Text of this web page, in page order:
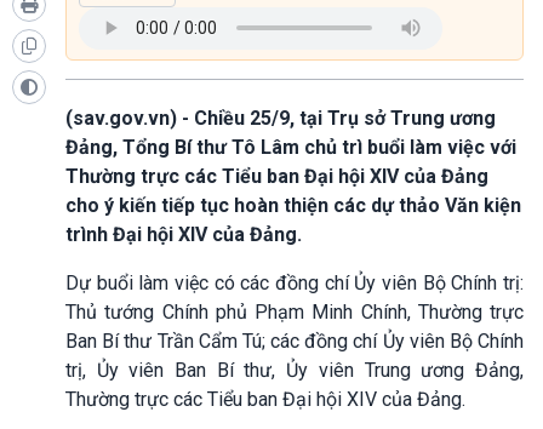
(sav.gov.vn) - Chiều 25/9, tại Trụ sở Trung ương
Đảng, Tổng Bí thư Tô Lâm chủ trì buổi làm việc với
Thường trực các Tiểu ban Đại hội XIV của Đảng
cho ý kiến tiếp tục hoàn thiện các dự thảo Văn kiện
trình Đại hội XIV của Đảng.
Dự buổi làm việc có các đồng chí Ủy viên Bộ Chính trị:
Thủ tướng Chính phủ Phạm Minh Chính, Thường trực
Ban Bí thư Trần Cẩm Tú; các đồng chí Ủy viên Bộ Chính
trị, Ủy viên Ban Bí thư, Ủy viên Trung ương Đảng,
Thường trực các Tiểu ban Đại hội XIV của Đảng.